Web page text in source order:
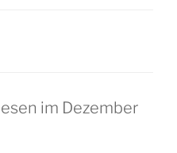
im Dezember